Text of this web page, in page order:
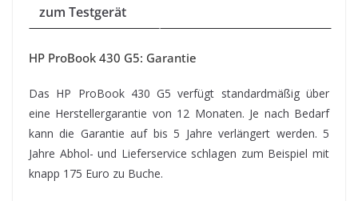
zum Testgerät
HP ProBook 430 G5: Garantie
Das HP ProBook 430 G5 verfügt standardmäßig über
eine Herstellergarantie von 12 Monaten. Je nach Bedarf
kann die Garantie auf bis 5 Jahre verlängert werden. 5
Jahre Abhol- und Lieferservice schlagen zum Beispiel mit
knapp 175 Euro zu Buche.